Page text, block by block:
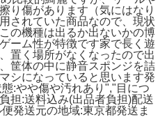
り傷があります（気にはなり
されていた商品なので、現状
の機種は出るか出ないかの博
ーム性が特徴です家で長く遊
置く場所がなくなったので出
筐体の中に静音スポンジを詰
シになっていると思います発
:やや傷や汚れあり","目につ
担:送料込み(出品者負担)配送
発送元の地域:東京都発送ま